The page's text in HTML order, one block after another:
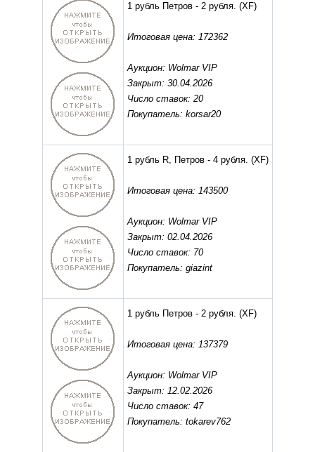
1 рубль Петров - 2 рубля. (XF)
Итоговая цена: 172362
Аукцион: Wolmar VIP
Закрыт: 30.04.2026
Число ставок: 20
Покупатель: korsar20
1 рубль R, Петров - 4 рубля. (XF)
Итоговая цена: 143500
Аукцион: Wolmar VIP
Закрыт: 02.04.2026
Число ставок: 70
Покупатель: giazint
1 рубль Петров - 2 рубля. (XF)
Итоговая цена: 137379
Аукцион: Wolmar VIP
Закрыт: 12.02.2026
Число ставок: 47
Покупатель: tokarev762